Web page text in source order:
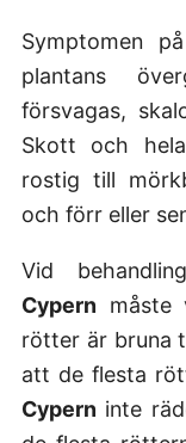
Symptomen
plantans
försvagas,
Skott och
rostig till
och förr eller
Vid
Cypern måste
rötter är bruna
att de flesta
Cypern inte